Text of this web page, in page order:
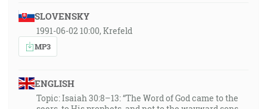
SLOVENSKY
1991-06-02 10:00, Krefeld
MP3
ENGLISH
Topic: Isaiah 30:8–13: “The Word of God came to the